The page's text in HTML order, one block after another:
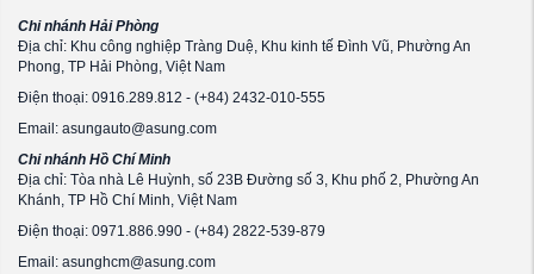
Chi nhánh Hải Phòng
Địa chỉ: Khu công nghiệp Tràng Duệ, Khu kinh tế Đình Vũ, Phường An
Phong, TP Hải Phòng, Việt Nam
Điện thoại: 0916.289.812 - (+84) 2432-010-555
Email: asungauto@asung.com
Chi nhánh Hồ Chí Minh
Địa chỉ: Tòa nhà Lê Huỳnh, số 23B Đường số 3, Khu phố 2, Phường An
Khánh, TP Hồ Chí Minh, Việt Nam
Điện thoại: 0971.886.990 - (+84) 2822-539-879
Email: asunghcm@asung.com